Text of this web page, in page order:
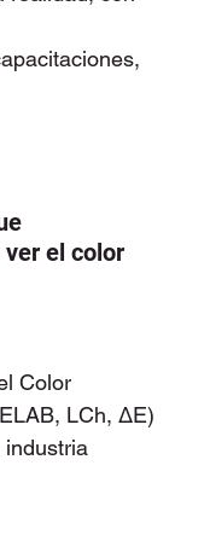
el color
Color
LCh, ΔE)
industria